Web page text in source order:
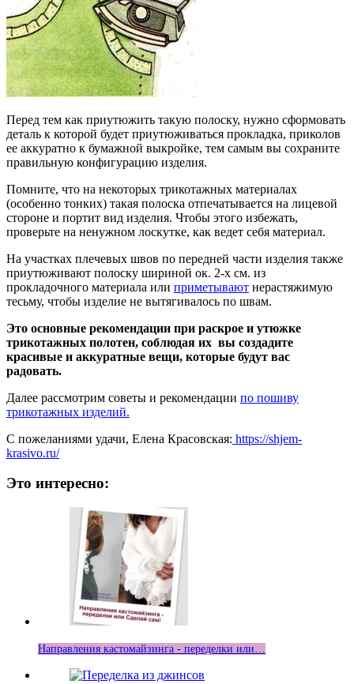
Перед тем как приутюжить такую полоску, нужно сформовать
деталь к которой будет приутюживаться прокладка, приколов
ее аккуратно к бумажной выкройке, тем самым вы сохраните
правильную конфигурацию изделия.
Помните, что на некоторых трикотажных материалах
(особенно тонких) такая полоска отпечатывается на лицевой
стороне и портит вид изделия. Чтобы этого избежать,
проверьте на ненужном лоскутке, как ведет себя материал.
На участках плечевых швов по передней части изделия также
приутюживают полоску шириной ок. 2-х см. из
прокладочного материала или приметывают нерастяжимую
тесьму, чтобы изделие не вытягивалось по швам.
Это основные рекомендации при раскрое и утюжке
трикотажных полотен, соблюдая их вы создадите
красивые и аккуратные вещи, которые будут вас
радовать.
Далее рассмотрим советы и рекомендации по пошиву
трикотажных изделий.
С пожеланиями удачи, Елена Красовская: https://shjem-
krasivo.ru/
Это интересно:
Направления кастомайзинга - переделки или…